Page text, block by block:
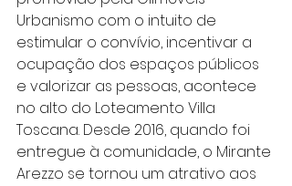
Urbanismo com o intuito de
estimular o convívio, incentivar a
ocupação dos espaços públicos
e valorizar as pessoas, acontece
no alto do Loteamento Villa
Toscana. Desde 2016, quando foi
entregue à comunidade, o Mirante
Arezzo se tornou um atrativo aos